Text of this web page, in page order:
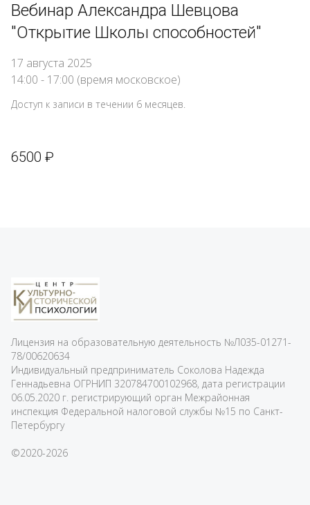
Вебинар Александра Шевцова
"Открытие Школы способностей"
17 августа 2025
14:00 - 17:00 (время московское)
Доступ к записи в течении 6 месяцев.
6500 ₽
Лицензия на образовательную деятельность №Л035-01271-
78/00620634
Индивидуальный предприниматель Соколова Надежда
Геннадьевна ОГРНИП 320784700102968, дата регистрации
06.05.2020 г. регистрирующий орган Межрайонная
инспекция Федеральной налоговой службы №15 по Санкт-
Петербургу
©2020-2026